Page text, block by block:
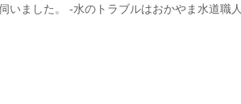
いました。 -水のトラブルはおかやま水道職人